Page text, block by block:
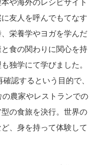
や海外のレシピサイト
友人を呼んでもてなす
栄養学やヨガを学んだ
食の関わりに関心を持
独学にて学びました。
認するという目的で、
農家やレストランでの
の食旅を決行。世界の
、身を持って体験して